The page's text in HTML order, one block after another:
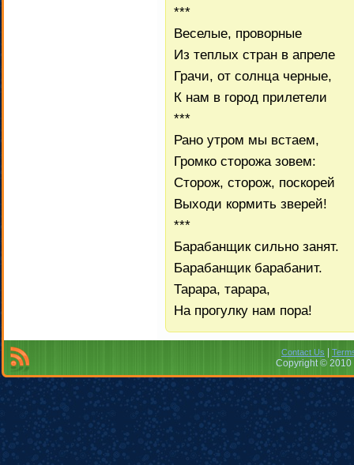
***
Веселые, проворные
Из теплых стран в апреле
Грачи, от солнца черные,
К нам в город прилетели
***
Рано утром мы встаем,
Громко сторожа зовем:
Сторож, сторож, поскорей
Выходи кормить зверей!
***
Барабанщик сильно занят.
Барабанщик барабанит.
Тарара, тарара,
На прогулку нам пора!
Contact Us
Copyright ©